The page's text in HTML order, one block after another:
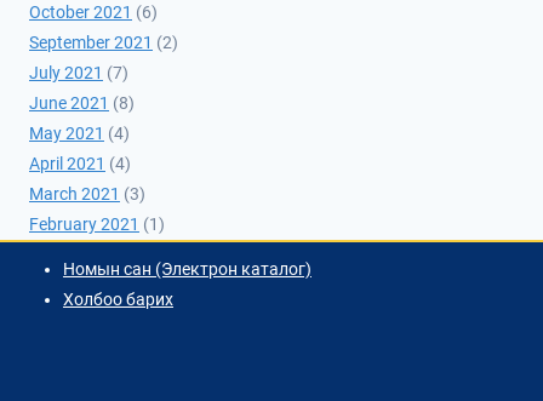
October 2021 (6)
September 2021 (2)
July 2021 (7)
June 2021 (8)
May 2021 (4)
April 2021 (4)
March 2021 (3)
February 2021 (1)
Номын сан (Электрон каталог)
Холбоо барих